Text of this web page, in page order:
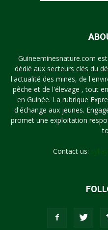
Guineeminesnature.com
dédié aux secteurs clés du
l'actualité des mines, de
pêche et de l'élevage , tout
en Guinée. La rubrique
d'échange aux jeunes.
promet une exploitation
Contact us: